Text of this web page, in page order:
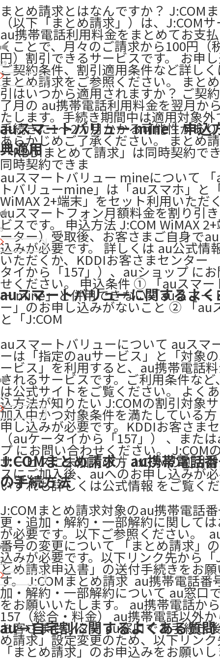
まとめ請求とはなんですか？ J:COM
（以下「まとめ請求」）は、J:COM
au携帯電話利用料金をまとめてお支
くことで、月々のご請求から100円（
円）割引できるサービスです。 お申
ご契約条件、割引適用条件など詳しく
まとめ請求をご参照ください。 まと
引はいつから適用されますか？ ご契
了月の au携帯電話利用料金を翌月か
たします。手続き期間中は適用対象外
手続きに1～2カ月かかる可能性があ
あらかじめご了承ください。 まとめ
「KDDIまとめて請求」は同時契約で
同時契約できま
29
auスマートバリュー mine｜申込
典適用
auスマートバリュー mineについて
トバリューmine」は「auスマホ」と
WiMAX 2+端末」をセット利用いただ
auスマートフォン月額料金を割り引
ビスです。 申込方法 J:COM WiMAX
ーター）受取後、お客さまご自身で
込みが必要です。 詳しくは au公式情
いただくか、KDDIお客さまセンター
タイから「157」）、auショップ に
せください。 申込条件 ① 「auスマー
ー mine」と併用できない「auスマー
ー」のお申し込みがないこと ② 「au
と「J:COM
5
auスマートバリューに関するよ
auスマートバリューについて auスマ
ーは「指定のauサービス」と「対象
ービス」を利用すると、au携帯電話
されるサービスです。ご利用条件など
は公式サイトをご覧ください。 よく
込方法が知りたい J:COMの割引対象
加入中かつ対象条件を満たしている
申し込みが必要です。KDDIお客さま
（auケータイから「157」） 、また
プ にお問い合わせください。 J:COM
サービスに未加入の方 J:COMの割引
スにご加入後、auへのお申し込みが
いずれも詳しくは公式情報 をご覧く
12
J:COMまとめ請求｜au携帯電話
の手続方法
J:COMまとめ請求対象のau携帯電話
更・追加・解約・一部解約に関して
が必要です。以下ご参照ください。
番号の変更について 「まとめ請求」
込みが必要です。以下リンク先から「
とめ請求申込書」の送付手続きをお
す。 ​J:COMまとめ請求 ​ au携帯電話番
加・解約・一部解約について au窓口
をお願いいたします。 au携帯電話か
157（総合・料金） au携帯電話以外
お客さまセンター au窓口でお手続き
め請求」設定変更のため、以下リン
「まとめ請求」のお申込みをお願い
11
au→自宅割に関するよくある質問